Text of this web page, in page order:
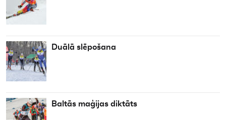
Duālā slēpošana
Baltās maģijas diktāts